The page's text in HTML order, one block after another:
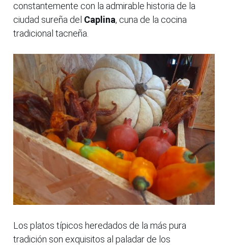
constantemente con la admirable historia de la
ciudad sureña del Caplina, cuna de la cocina
tradicional tacneña.
Los platos típicos heredados de la más pura
tradición son exquisitos al paladar de los